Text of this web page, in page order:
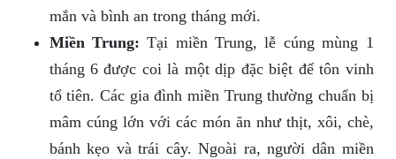
mắn và bình an trong tháng mới.
Miền Trung: Tại miền Trung, lễ cúng mùng 1
tháng 6 được coi là một dịp đặc biệt để tôn vinh
tổ tiên. Các gia đình miền Trung thường chuẩn bị
mâm cúng lớn với các món ăn như thịt, xôi, chè,
bánh kẹo và trái cây. Ngoài ra, người dân miền